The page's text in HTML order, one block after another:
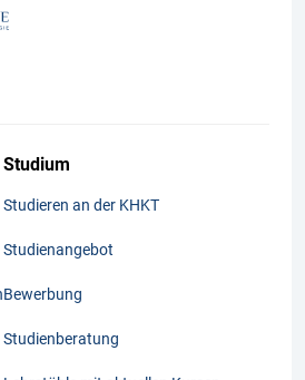
Studium
Studieren an der KHKT
Studienangebot
Bewerbung
Studienberatung